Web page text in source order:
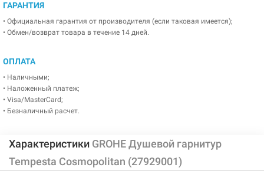
ГАРАНТИЯ
• Официальная гарантия от производителя (если таковая имеется);
• Обмен/возврат товара в течение 14 дней.
ОПЛАТА
• Наличными;
• Наложенный платеж;
• Visa/MasterCard;
• Безналичный расчет.
Характеристики GROHE Душевой гарнитур
Tempesta Cosmopolitan (27929001)